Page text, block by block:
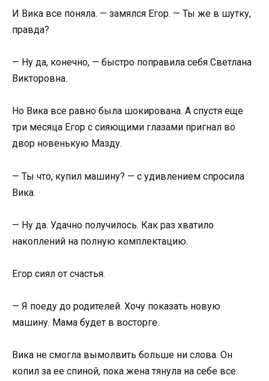
И Вика все поняла. — замялся Егор. — Ты же в шутку,
правда?
— Ну да, конечно, — быстро поправила себя Светлана
Викторовна.
Но Вика все равно была шокирована. А спустя еще
три месяца Егор с сияющими глазами пригнал во
двор новенькую Мазду.
— Ты что, купил машину? — с удивлением спросила
Вика.
— Ну да. Удачно получилось. Как раз хватило
накоплений на полную комплектацию.
Егор сиял от счастья.
— Я поеду до родителей. Хочу показать новую
машину. Мама будет в восторге.
Вика не смогла вымолвить больше ни слова. Он
копил за ее спиной, пока жена тянула на себе все: